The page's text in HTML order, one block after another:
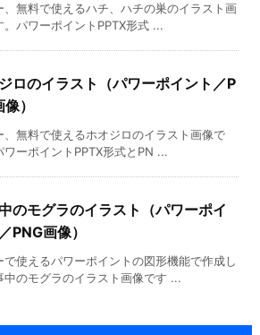
、無料で使えるハチ、ハチの巣のイラスト画
。パワーポイントPPTX形式 ...
ロのイラスト（パワーポイント／P
）
、無料で使えるホオジロのイラスト画像で
ワーポイントPPTX形式とPN ...
のモグラのイラスト（パワーポイ
PNG画像）
で使えるパワーポイントの図形機能で作成し
中のモグラのイラスト画像です ...